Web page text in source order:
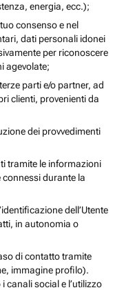
energia, ecc.);
consenso e nel
dati personali idonei
per riconoscere
agevolate;
parti e/o partner, ad
clienti, provenienti da
dei provvedimenti
tramite le informazioni
connessi durante la
dell’Utente
in autonomia o
di contatto tramite
immagine profilo).
canali social e l’utilizzo